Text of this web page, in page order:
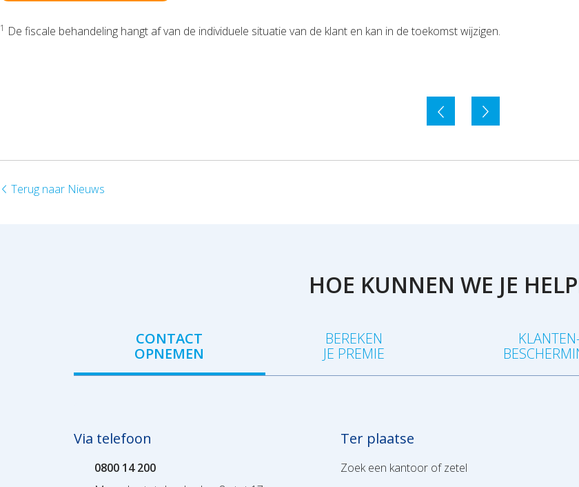
1 De fiscale behandeling hangt af van de individuele situatie van de klant en kan in de toekomst wijzigen.
Terug naar Nieuws
HOE KUNNEN WE JE
CONTACT
OPNEMEN
BEREKEN
JE PREMIE
Via telefoon
0800 14 200
Ter plaatse
Zoek een kantoor of zetel